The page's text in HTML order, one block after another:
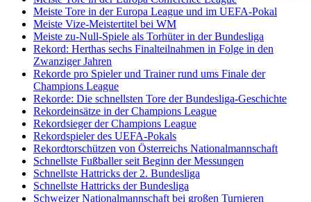
Meiste Tore in der Europa League und im UEFA-Pokal
Meiste Vize-Meistertitel bei WM
Meiste zu-Null-Spiele als Torhüter in der Bundesliga
Rekord: Herthas sechs Finalteilnahmen in Folge in den
Zwanziger Jahren
Rekorde pro Spieler und Trainer rund ums Finale der
Champions League
Rekorde: Die schnellsten Tore der Bundesliga-Geschichte
Rekordeinsätze in der Champions League
Rekordsieger der Champions League
Rekordspieler des UEFA-Pokals
Rekordtorschützen von Österreichs Nationalmannschaft
Schnellste Fußballer seit Beginn der Messungen
Schnellste Hattricks der 2. Bundesliga
Schnellste Hattricks der Bundesliga
Schweizer Nationalmannschaft bei großen Turnieren